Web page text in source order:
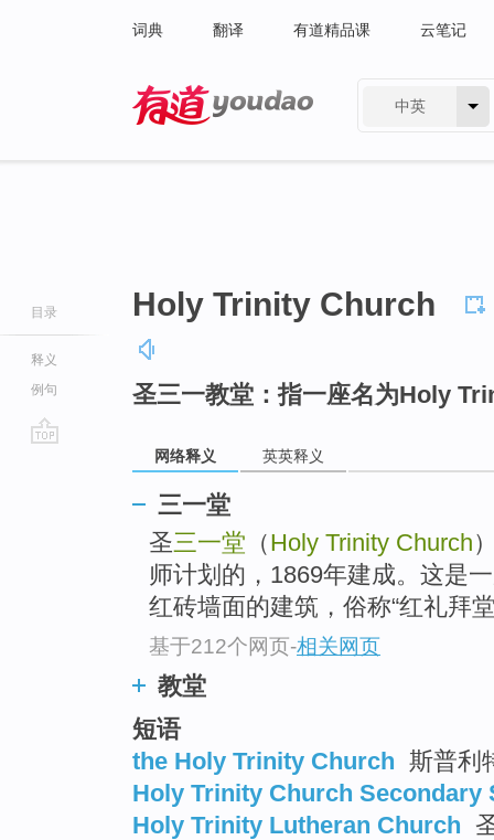
词典 翻译 有道精品课 云笔记
中英
目录
释义
例句
Holy Trinity Church
圣三一教堂：指一座名为Holy
网络释义 英英释义
三一堂
圣三一堂 （Holy Trinity Church
师计划的，1869年建成。这是
红砖墙面的建筑，俗称“红礼拜
基于212个网页-相关网页
教堂
短语
the Holy Trinity Church 斯普利
Holy Trinity Church Secondary
Holy Trinity Lutheran Church